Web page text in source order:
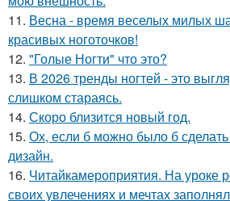
11. Весна - время веселых милых
красивых ноготочков!
12. "Голые Ногти" что это?
13. В 2026 тренды ногтей - это
слишком стараясь.
14. Скоро близится новый год.
15. Ох, если б можно было б
дизайн.
16. Читайкамероприятия. На уроке
своих увлечениях и мечтах